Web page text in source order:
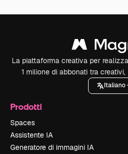
La piattaforma creativa per
1 milione di abbonati tra
Italiano
Prodotti
Spaces
Assistente IA
Generatore di immagini IA